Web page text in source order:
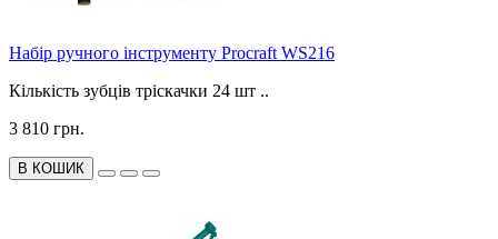
Набір ручного інструменту Procraft WS216
Кількість зубців тріскачки 24 шт ..
3 810 грн.
В КОШИК